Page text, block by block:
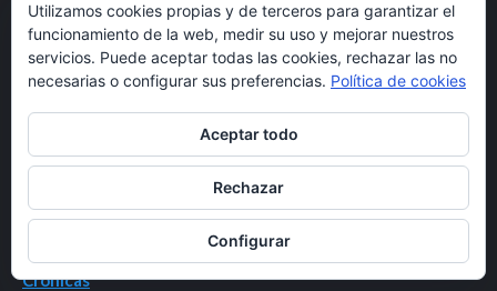
Enlaces de interés
Categorías destacas
Entrevistas
Crónicas
Utilizamos cookies propias y de terceros para garantizar el
funcionamiento de la web, medir su uso y mejorar nuestros
servicios. Puede aceptar todas las cookies, rechazar las no
necesarias o configurar sus preferencias. Política de cookies
Aceptar todo
Rechazar
Configurar